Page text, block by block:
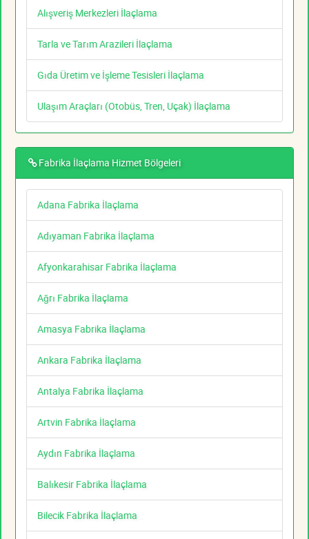
Alışveriş Merkezleri İlaçlama
Tarla ve Tarım Arazileri İlaçlama
Gıda Üretim ve İşleme Tesisleri İlaçlama
Ulaşım Araçları (Otobüs, Tren, Uçak) İlaçlama
Fabrika İlaçlama Hizmet Bölgeleri
Adana Fabrika İlaçlama
Adıyaman Fabrika İlaçlama
Afyonkarahisar Fabrika İlaçlama
Ağrı Fabrika İlaçlama
Amasya Fabrika İlaçlama
Ankara Fabrika İlaçlama
Antalya Fabrika İlaçlama
Artvin Fabrika İlaçlama
Aydın Fabrika İlaçlama
Balıkesir Fabrika İlaçlama
Bilecik Fabrika İlaçlama